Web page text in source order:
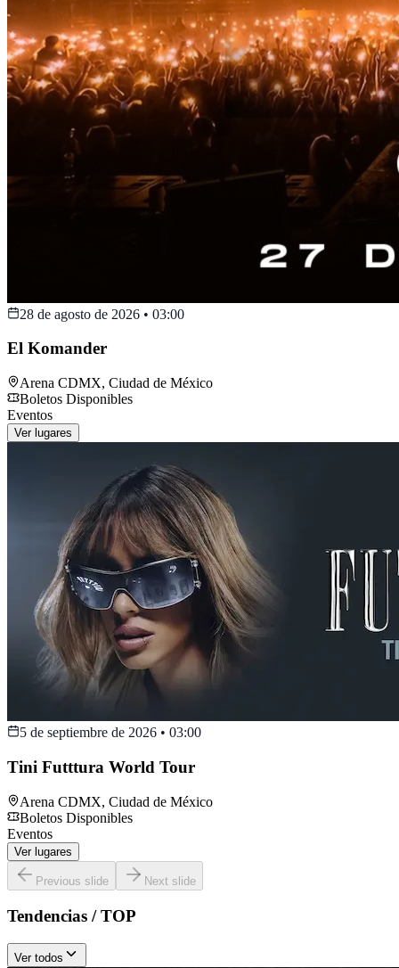
28 de agosto de 2026 • 03:00
El Komander
Arena CDMX, Ciudad de México
Boletos Disponibles
Eventos
Ver lugares
5 de septiembre de 2026 • 03:00
Tini Futttura World Tour
Arena CDMX, Ciudad de México
Boletos Disponibles
Eventos
Ver lugares
Previous slide Next slide
Tendencias / TOP
Ver todos